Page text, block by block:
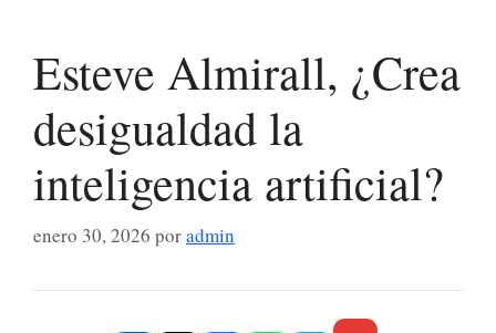
Esteve Almirall, ¿Crea
desigualdad la
inteligencia artificial?
enero 30, 2026 poradmin